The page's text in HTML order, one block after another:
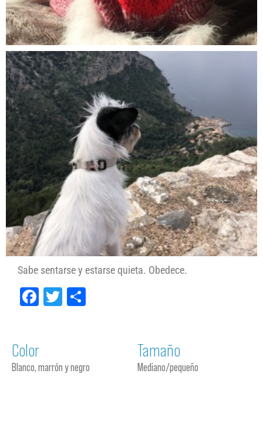
Sabe sentarse y estarse quieta. Obedece.
Facebook
Twitter
Color
Blanco, marrón y negro
Tamaño
Mediano/pequeño